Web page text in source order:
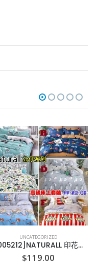
UNCATEGORIZED
[A005212]NATURALL 印花床單公仔款
$119.00